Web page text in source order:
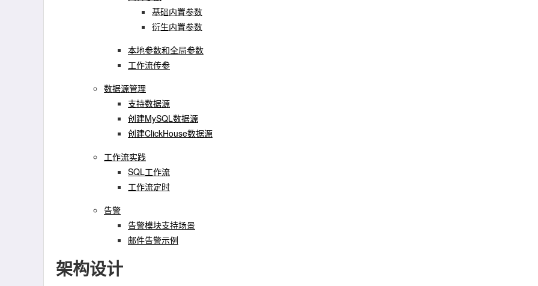
基础内置参数
衍生内置参数
本地参数和全局参数
工作流传参
数据源管理
支持数据源
创建MySQL数据源
创建ClickHouse数据源
工作流实践
SQL工作流
工作流定时
告警
告警模块支持场景
邮件告警示例
架构设计